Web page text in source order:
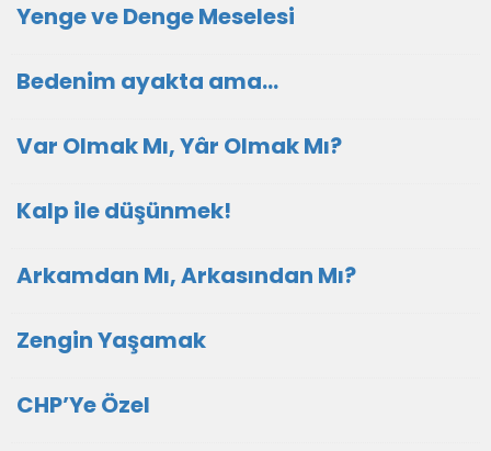
Yenge ve Denge Meselesi
Bedenim ayakta ama...
Var Olmak Mı, Yâr Olmak Mı?
Kalp ile düşünmek!
Arkamdan Mı, Arkasından Mı?
Zengin Yaşamak
CHP’Ye Özel